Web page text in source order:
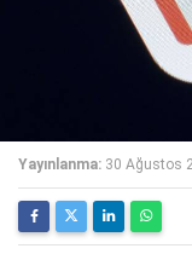
Yayınlanma: 30 Ağustos